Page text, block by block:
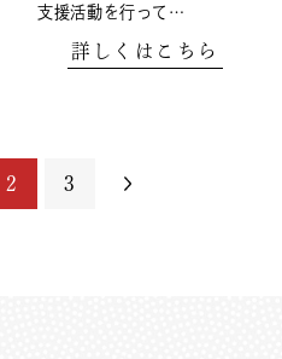
支援活動を行って…
詳しくはこちら
2 3